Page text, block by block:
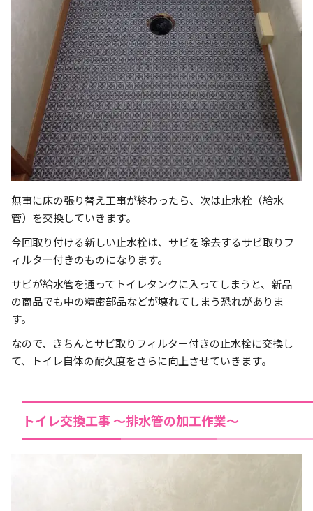
無事に床の張り替え工事が終わったら、次は止水栓（給水
管）を交換していきます。
今回取り付ける新しい止水栓は、サビを除去するサビ取りフ
ィルター付きのものになります。
サビが給水管を通ってトイレタンクに入ってしまうと、新品
の商品でも中の精密部品などが壊れてしまう恐れがありま
す。
なので、きちんとサビ取りフィルター付きの止水栓に交換し
て、トイレ自体の耐久度をさらに向上させていきます。
トイレ交換工事 ～排水管の加工作業～